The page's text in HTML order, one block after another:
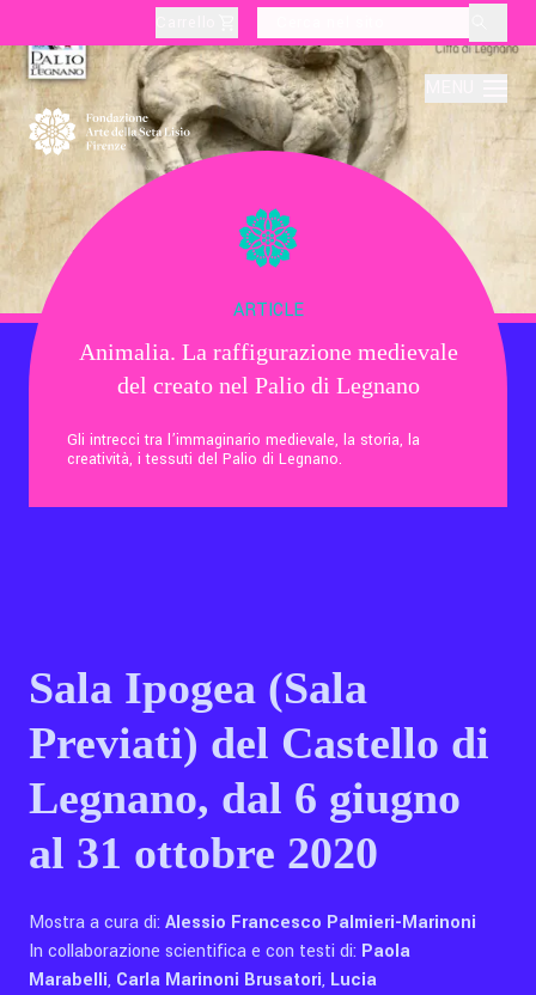
Chi Siamo
Produzione
Didattica
Cultura
ARTICLE
Animalia. La raffigurazione medievale
del creato nel Palio di Legnano
Gli intrecci tra l’immaginario medievale, la storia, la
creatività, i tessuti del Palio di Legnano.
Sala Ipogea (Sala
Previati) del Castello di
Legnano, dal 6 giugno
al 31 ottobre 2020
Mostra a cura di: Alessio Francesco Palmieri-Marinoni
In collaborazione scientifica e con testi di: Paola
Marabelli, Carla Marinoni Brusatori, Lucia